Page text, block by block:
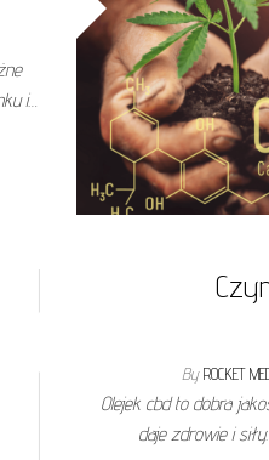
i…
By ROCKET
Olejek cbd to dobra
daje zdrowie i